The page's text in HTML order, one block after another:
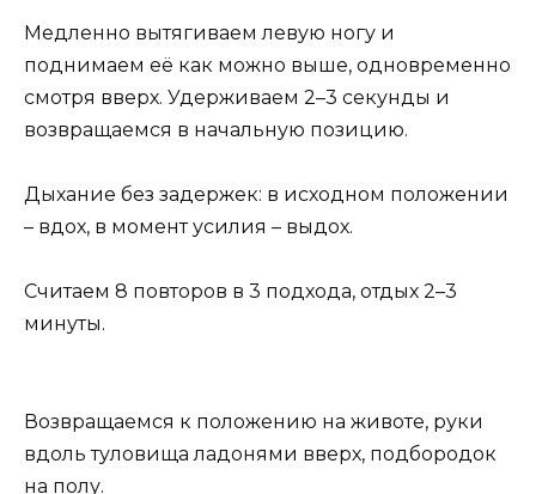
Медленно вытягиваем левую ногу и
поднимаем её как можно выше, одновременно
смотря вверх. Удерживаем 2–3 секунды и
возвращаемся в начальную позицию.
Дыхание без задержек: в исходном положении
– вдох, в момент усилия – выдох.
Считаем 8 повторов в 3 подхода, отдых 2–3
минуты.
Возвращаемся к положению на животе, руки
вдоль туловища ладонями вверх, подбородок
на полу.